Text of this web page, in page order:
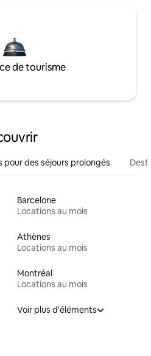
de tourisme
des séjours prolongés
Barcelone
Locations au mois
Athènes
Locations au mois
Montréal
Locations au mois
Voir plus d'éléments